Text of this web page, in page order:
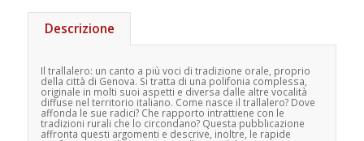
Descrizione
Il trallalero: un canto a più voci di tradizione orale, proprio
della città di Genova. Si tratta di una polifonia complessa,
originale in molti suoi aspetti e diversa dalle altre vocalità
diffuse nel territorio italiano. Come nasce il trallalero? Dove
affonda le sue radici? Che rapporto intrattiene con le
tradizioni rurali che lo circondano? Questa pubblicazione
affronta questi argomenti e descrive, inoltre, le rapide